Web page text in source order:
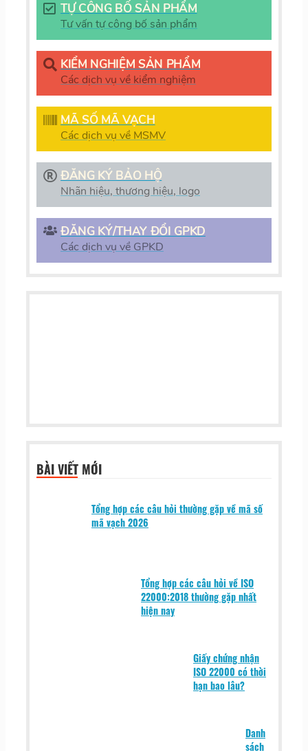
TỰ CÔNG BỐ SẢN PHẨM
Tư vấn tự công bố sản phẩm
KIỂM NGHIỆM SẢN PHẨM
Các dịch vụ về kiểm nghiệm
MÃ SỐ MÃ VẠCH
Các dịch vụ về MSMV
ĐĂNG KÝ BẢO HỘ
Nhãn hiệu, thương hiệu, logo
ĐĂNG KÝ/THAY ĐỔI GPKD
Các dịch vụ về GPKD
BÀI VIẾT MỚI
Tổng hợp các câu hỏi thường gặp về mã số
mã vạch 2026
Tổng hợp các câu hỏi về ISO
22000:2018 thường gặp nhất
hiện nay
Giấy chứng nhận
ISO 22000 có thời
hạn bao lâu?
Danh
sách